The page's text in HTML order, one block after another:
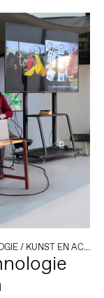
/ KUNST EN ACTIVISME